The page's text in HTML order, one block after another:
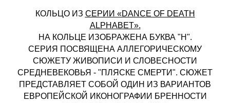
КОЛЬЦО ИЗ СЕРИИ «DANCE OF DEATH
ALPHABET».
НА КОЛЬЦЕ ИЗОБРАЖЕНА БУКВА "H".
СЕРИЯ ПОСВЯЩЕНА АЛЛЕГОРИЧЕСКОМУ
СЮЖЕТУ ЖИВОПИСИ И СЛОВЕСНОСТИ
СРЕДНЕВЕКОВЬЯ - "ПЛЯСКЕ СМЕРТИ". СЮЖЕТ
ПРЕДСТАВЛЯЕТ СОБОЙ ОДИН ИЗ ВАРИАНТОВ
ЕВРОПЕЙСКОЙ ИКОНОГРАФИИ БРЕННОСТИ